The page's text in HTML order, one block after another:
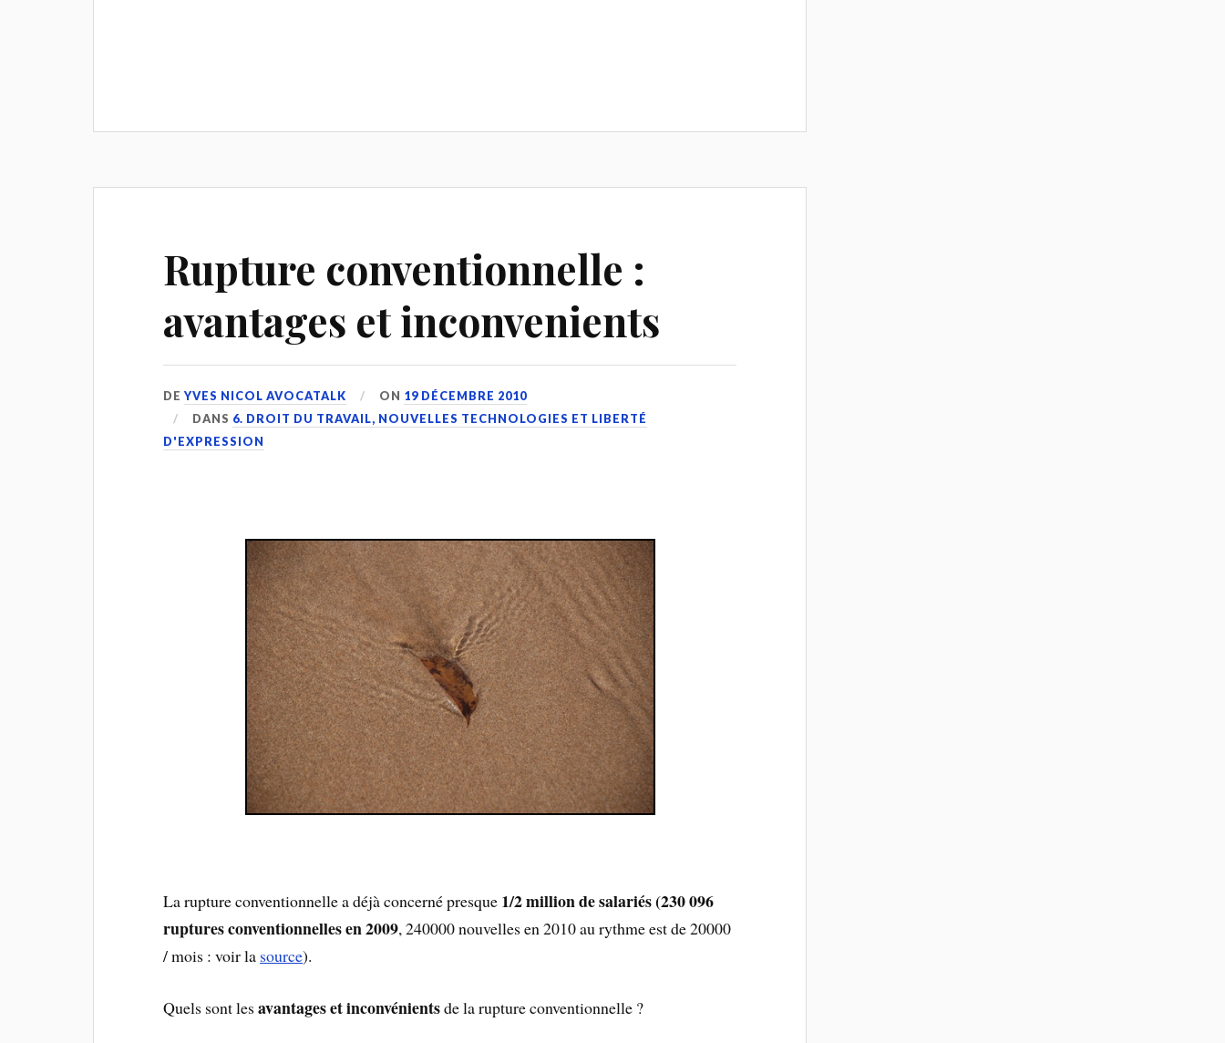
Rupture conventionnelle :
avantages et inconvenients
DEYVES NICOL AVOCATALK ON 19 DÉCEMBRE 2010
DANS 6. DROIT DU TRAVAIL, NOUVELLES TECHNOLOGIES ET LIBERTÉ
D'EXPRESSION
La rupture conventionnelle a déjà concerné presque 1/2 million de salariés(230 096
ruptures conventionnelles en 2009, 240000 nouvelles en 2010 au rythme est de 20000
/ mois : voir la source).
Quels sont lesavantages et inconvénientsde la rupture conventionnelle ?